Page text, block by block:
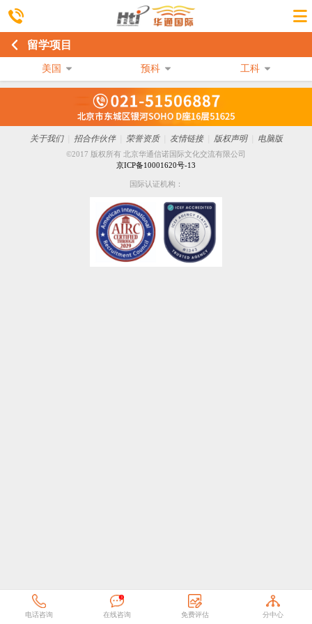
留学项目
美国 预科 工科
关于我们 招合作伙伴 荣誉资质 友情链接 版权声明 电脑版
©2017 版权所有 北京华通信诺国际文化交流有限公司
京ICP备10001620号-13
国际认证机构：
电话咨询 在线咨询 免费评估 分中心